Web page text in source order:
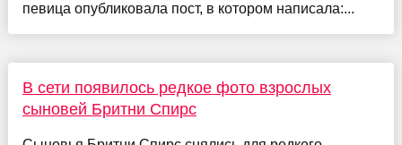
певица опубликовала пост, в котором написала:...
В сети появилось редкое фото взрослых
сыновей Бритни Спирс